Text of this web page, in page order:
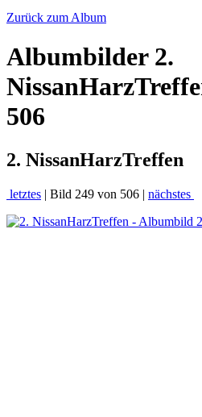
Zurück zum Album
Albumbilder 2.
506
2. NissanHarzTreffen
letztes | Bild 249 von 506 | nächstes